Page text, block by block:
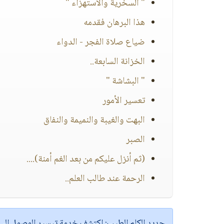
" السخرية والاستهزاء "
هذا البرهان فقدمه
ضياع صلاة الفجر - الدواء
الخزانة السابعة..
" البشاشة "
تعسير الأمور
البهت والغيبة والنميمة والنفاق
الصبر
(ثم أنزل عليكم من بعد الغم أمنة)....
الرحمة عند طالب العلم..